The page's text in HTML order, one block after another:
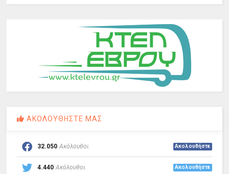
ΑΚΟΛΟΥΘΗΣΤΕ ΜΑΣ
32.050 Ακόλουθοι Ακολουθήστε
4.440 Ακόλουθοι Ακολουθήστε